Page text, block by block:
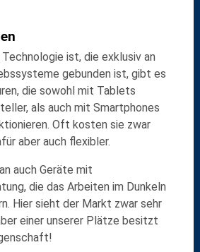
ist, die exklusiv an
gebunden ist, gibt es
die sowohl mit Tablets
, als auch mit Smartphones
Oft kosten sie zwar
aber auch flexibler.
auch Geräte mit
, die das Arbeiten im Dunkeln
Hier sieht der Markt zwar sehr
einer unserer Plätze besitzt